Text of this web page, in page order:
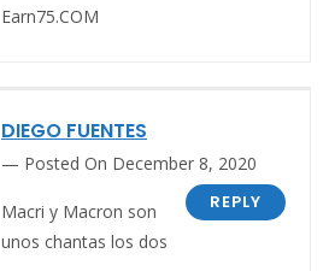
Ea­r­n­7­5.COM
DIEGO FUENTES
Posted On December 8, 2020
REPLY
Macri y Macron son
unos chantas los dos